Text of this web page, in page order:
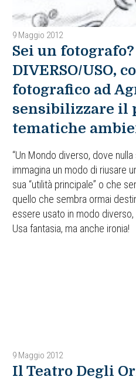
9 Maggio 2012
Sei un
DIVERSO/USO,
fotografico ad
sensibilizzare il
tematiche
“Un Mondo diverso, dove
immagina un modo di riusare
sua “utilità principale” o che
quello che sembra ormai
essere usato in modo
Usa fantasia, ma anche ironia!
9 Maggio 2012
Il Teatro Degli